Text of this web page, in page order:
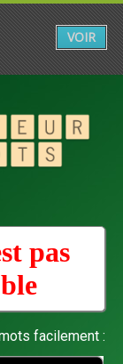
pas
facilement :
VOIR